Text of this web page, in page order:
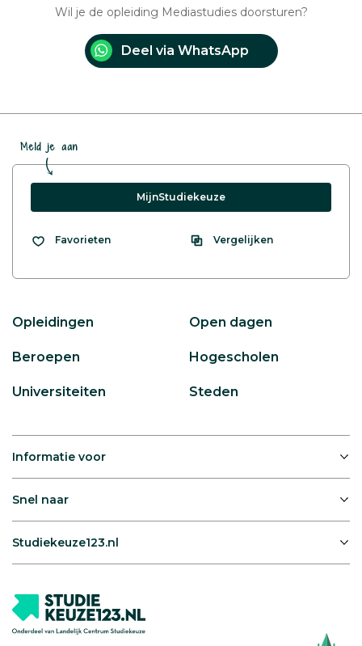
Wil je de opleiding Mediastudies doorsturen?
Deel via WhatsApp
Meld je aan
MijnStudiekeuze
Favorieten Vergelijken
Opleidingen Open dagen
Beroepen Hogescholen
Universiteiten Steden
Informatie voor
Snel naar
Studiekeuze123.nl